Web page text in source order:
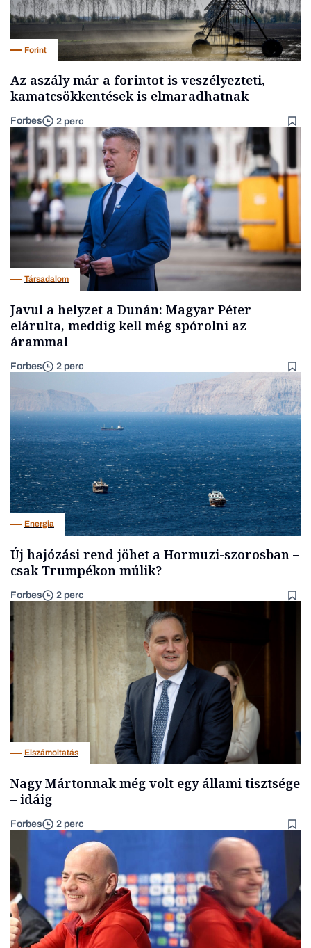
Forint
Az aszály már a forintot is veszélyezteti,
kamatcsökkentések is elmaradhatnak
Forbes 2 perc
Társadalom
Javul a helyzet a Dunán: Magyar Péter
elárulta, meddig kell még spórolni az
árammal
Forbes 2 perc
Energia
Új hajózási rend jöhet a Hormuzi-szorosban –
csak Trumpékon múlik?
Forbes 2 perc
Elszámoltatás
Nagy Mártonnak még volt egy állami tisztsége
– idáig
Forbes 2 perc